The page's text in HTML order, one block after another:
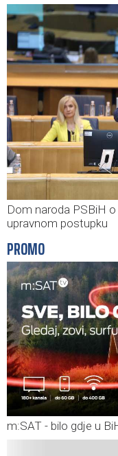
Dom naroda PSBiH
upravnom postupku
PROMO
m:SAT - bilo gdje u